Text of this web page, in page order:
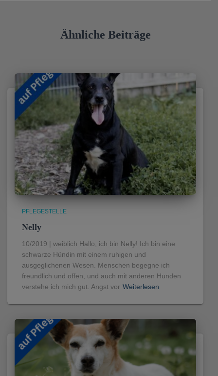
Ähnliche Beiträge
PFLEGESTELLE
Nelly
10/2019 | weiblich Hallo, ich bin Nelly! Ich bin eine
schwarze Hündin mit einem ruhigen und
ausgeglichenen Wesen. Menschen begegne ich
freundlich und offen, und auch mit anderen Hunden
verstehe ich mich gut. Angst vor Weiterlesen